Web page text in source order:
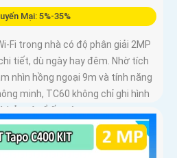
Mại: 5%-35%
Fi trong nhà có độ phân giải 2MP
tiết, dù ngày hay đêm. Nhờ tích
nhìn hồng ngoại 9m và tính năng
minh, TC60 không chỉ ghi hình
bảo vệ tổ ấm từ xa